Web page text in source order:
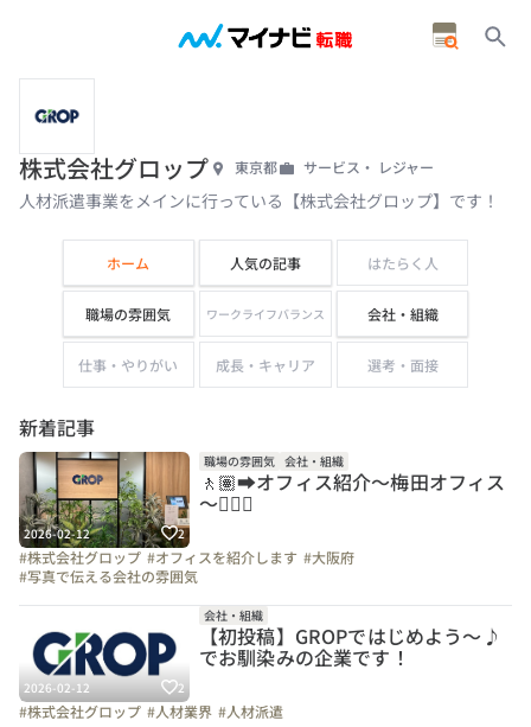
株式会社グロップ 東京都 サービス・ レジャー
人材派遣事業をメインに行っている【株式会社グロップ】です！
ホーム 人気の記事 はたらく人
職場の雰囲気 ワークライフバランス 会社・組織
仕事・やりがい 成長・キャリア 選考・面接
新着記事
2026-02-12 2
職場の雰囲気 会社・組織
🚶🏽‍➡️オフィス紹介～梅田オフィス
～🚶🏽‍♂️
#株式会社グロップ #オフィスを紹介します #大阪府
#写真で伝える会社の雰囲気
2026-02-12 2
会社・組織
【初投稿】GROPではじめよう～♪
でお馴染みの企業です！
#株式会社グロップ #人材業界 #人材派遣